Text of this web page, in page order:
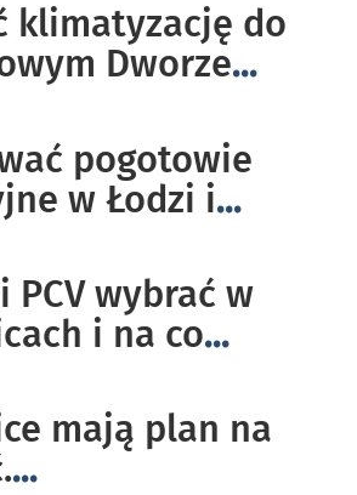
klimatyzację do
Dworze...
pogotowie
w Łodzi i...
PCV wybrać w
i na co...
mają plan na
...